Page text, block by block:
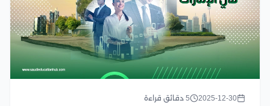
2025-12-30 5 دقائق قراءة